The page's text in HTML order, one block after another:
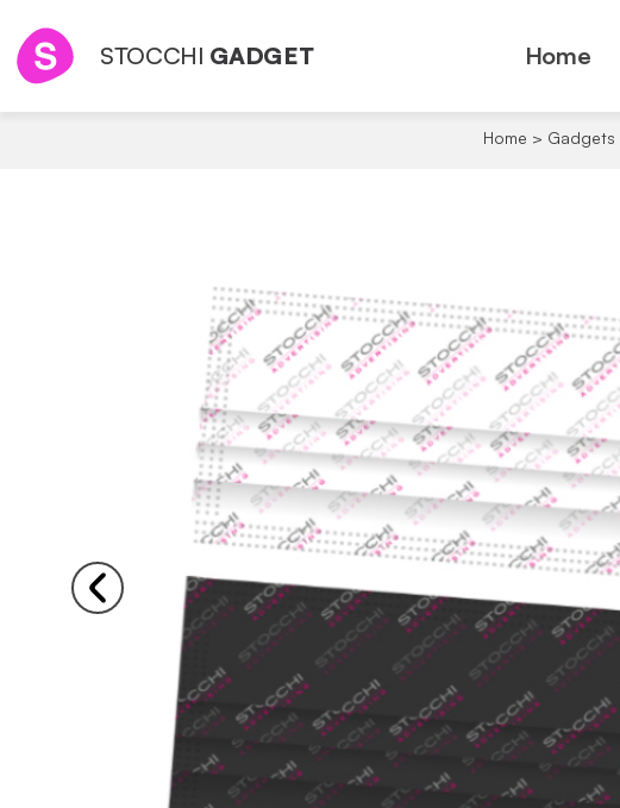
STOCCHI GADGET Home
Home > Gadgets